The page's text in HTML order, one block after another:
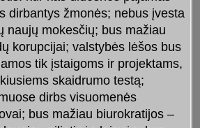
dirbantys žmonės; nebus įvesta
naujų mokesčių; bus mažiau
korupcijai; valstybės lėšos bus
tik įstaigoms ir projektams,
skaidrumo testą;
dirbs visuomenės
bus mažiau biurokratijos –